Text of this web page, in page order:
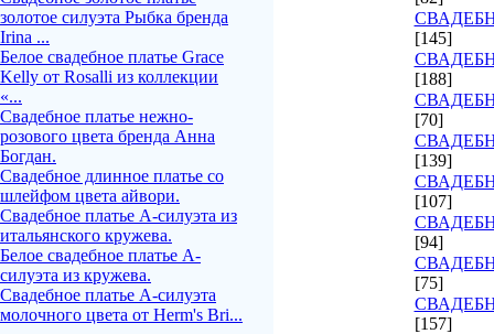
золотое силуэта Рыбка бренда
Irina ...
Белое свадебное платье Grace
Kelly от Rosalli из коллекции
«...
Свадебное платье нежно-
розового цвета бренда Анна
Богдан.
Свадебное длинное платье со
шлейфом цвета айвори.
Свадебное платье А-силуэта из
итальянского кружева.
Белое свадебное платье А-
силуэта из кружева.
Свадебное платье А-силуэта
молочного цвета от Herm's Bri...
[145]
[188]
[70]
[139]
[107]
[94]
[75]
[157]